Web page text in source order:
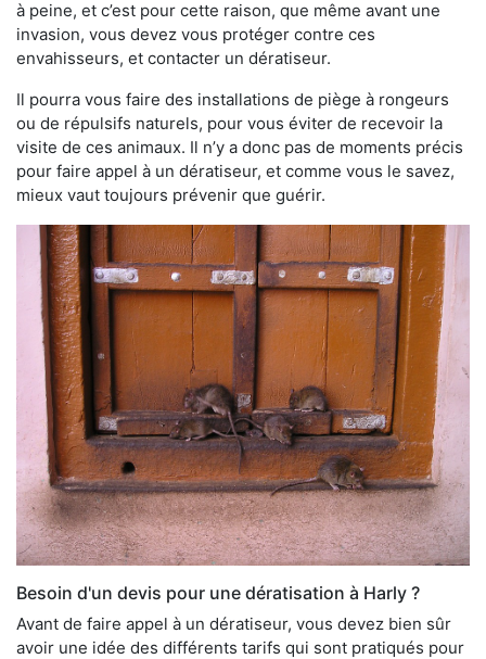
à peine, et c’est pour cette raison, que même avant une
invasion, vous devez vous protéger contre ces
envahisseurs, et contacter un dératiseur.
Il pourra vous faire des installations de piège à rongeurs
ou de répulsifs naturels, pour vous éviter de recevoir la
visite de ces animaux. Il n’y a donc pas de moments précis
pour faire appel à un dératiseur, et comme vous le savez,
mieux vaut toujours prévenir que guérir.
Besoin d'un devis pour une dératisation à Harly ?
Avant de faire appel à un dératiseur, vous devez bien sûr
avoir une idée des différents tarifs qui sont pratiqués pour